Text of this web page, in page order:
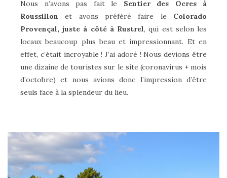
Nous n’avons pas fait le Sentier des Ocres à
Roussillon
et avons préféré faire le Colorado
Provençal, juste à côté à Rustrel, qui est selon les
locaux beaucoup plus beau et impressionnant. Et en
effet, c’était incroyable ! J’ai adoré ! Nous devions être
une dizaine de touristes sur le site (coronavirus + mois
d’octobre) et nous avions donc l’impression d’être
seuls face à la splendeur du lieu.